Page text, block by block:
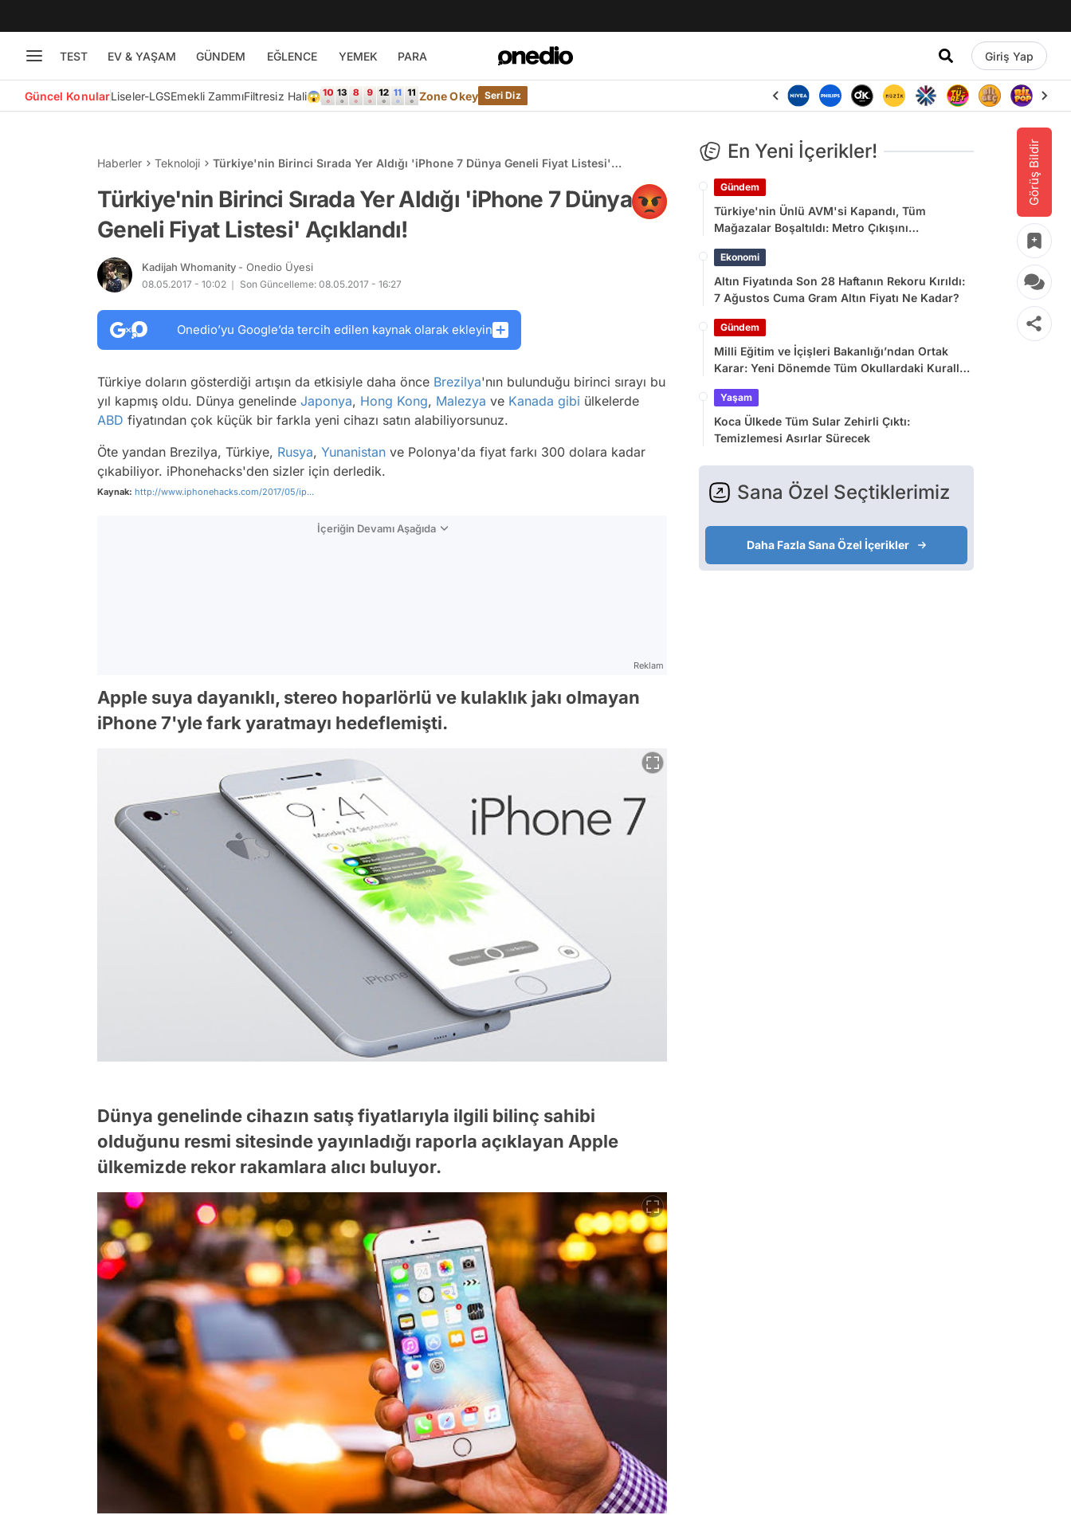
TEST EV & YAŞAM GÜNDEM EĞLENCE YEMEK PARA Giriş Yap
Güncel KonularLiseler-LGSEmekli ZammıFiltresiz Hali😱 Zone Okey Seri Diz
Görüş Bildir
Haberler Teknoloji
Türkiye'nin Birinci Sırada Yer Aldığı 'iPhone 7 Dünya Geneli Fiyat Listesi'
Türkiye'nin Birinci Sırada Yer Aldığı 'iPhone 7 Dünya
Geneli Fiyat Listesi' Açıklandı!
Kadijah Whomanity - Onedio Üyesi
08.05.2017 - 10:02 Son Güncelleme: 08.05.2017 - 16:27
Onedio’yu Google’da tercih edilen kaynak olarak ekleyin
Türkiye doların gösterdiği artışın da etkisiyle daha önce Brezilya'nın bulunduğu birinci sırayı bu
yıl kapmış oldu. Dünya genelinde Japonya, Hong Kong, Malezya ve Kanada gibi ülkelerde
ABD fiyatından çok küçük bir farkla yeni cihazı satın alabiliyorsunuz.
Öte yandan Brezilya, Türkiye, Rusya, Yunanistan ve Polonya'da fiyat farkı 300 dolara kadar
çıkabiliyor. iPhonehacks'den sizler için derledik.
Kaynak: http://www.iphonehacks.com/2017/05/ip...
İçeriğin Devamı Aşağıda
Reklam
Apple suya dayanıklı, stereo hoparlörlü ve kulaklık jakı olmayan
iPhone 7'yle fark yaratmayı hedeflemişti.
Dünya genelinde cihazın satış fiyatlarıyla ilgili bilinç sahibi
olduğunu resmi sitesinde yayınladığı raporla açıklayan Apple
ülkemizde rekor rakamlara alıcı buluyor.
En Yeni İçerikler!
Gündem
Türkiye'nin Ünlü AVM'si Kapandı, Tüm
Mağazalar Boşaltıldı: Metro Çıkışını
Ekonomi
Altın Fiyatında Son 28 Haftanın Rekoru Kırıldı:
7 Ağustos Cuma Gram Altın Fiyatı Ne Kadar?
Gündem
Milli Eğitim ve İçişleri Bakanlığı’ndan Ortak
Karar: Yeni Dönemde Tüm Okullardaki Kurallar
Yaşam
Koca Ülkede Tüm Sular Zehirli Çıktı:
Temizlemesi Asırlar Sürecek
Sana Özel Seçtiklerimiz
Daha Fazla Sana Özel İçerikler